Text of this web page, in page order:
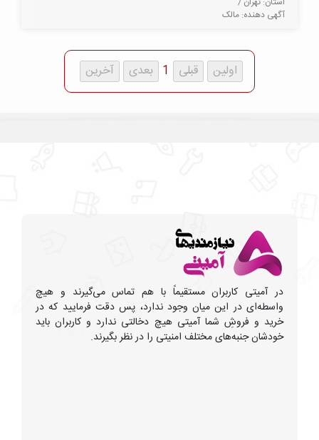
آگهی دهنده: مالک
1
در آمیتی کاربران مستقیماً با هم تماس می‌گیرند و هیچ
واسطه‌ای در این میان وجود ندارد، پس دقت فرمایید که در
خرید و فروشِ شما آمیتی هیچ دخالتی ندارد و کاربران باید
خودشان جنبه‌های مختلف امنیتی را در نظر بگیرند.